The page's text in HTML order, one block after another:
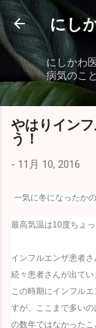
スキ
にし
にしかわ
病気のこ
やはりイン
う！
- 11月 10, 2016
一気に冬になったか
最高気温は10度ちょ
インフルエンザ患者
続々患者さんが出てい
この時期にインフル
すが、ここまで多い
の数年ではなかったこ